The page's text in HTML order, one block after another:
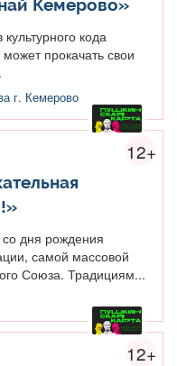
Кемерово»
кода
прокачать свои
г. Кемерово
12+
дня рождения
самой массовой
Союза. Традициям...
12+